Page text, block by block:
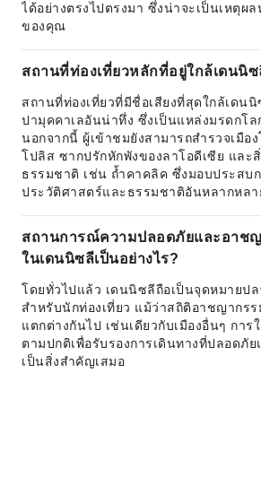
ได้อย่างตรงไปตรงมา ซึ่งน่าจะเป็นเหตุผ
ของคุณ
สถานที่ท่องเที่ยวหลักที่อยู่ใกล้เดนนิซ
สถานที่ท่องเที่ยวที่มีชื่อเสียงที่สุดใกล้เด
ปามุคคาเลอันน่าทึ่ง ซึ่งเป็นแหล่งมรดกโล
นอกจากนี้ ผู้เข้าชมยังสามารถสำรวจเมือ
โปลิส ซากปรักหักพังของลาโอดีเซีย และ
ธรรมชาติ เช่น ถ้ำคาคลิค ซึ่งมอบประสบ
ประวัติศาสตร์และธรรมชาติอันหลากหลา
สถานการณ์ความปลอดภัยและอาช
ในเดนนิซลีเป็นอย่างไร?
โดยทั่วไปแล้ว เดนนิซลีถือเป็นจุดหมายป
สำหรับนักท่องเที่ยว แม้ว่าสถิติอาชญากรร
แตกต่างกันไป เช่นเดียวกับเมืองอื่นๆ การ
ตามปกติเพื่อรับรองการเดินทางที่ปลอดภั
เป็นสิ่งสำคัญเสมอ